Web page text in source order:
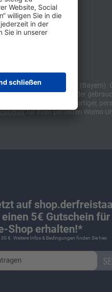
Ausfahrt "Sulzemoos" (Bayern).
Wohnmobil, ob neu oder
inklusive hochwertiger,
für ihren perfekten Womo-
auf
5€ Gutschein für
Shop erhalten!*
€. Weitere Infos & Bedingungen finden Sie hier.